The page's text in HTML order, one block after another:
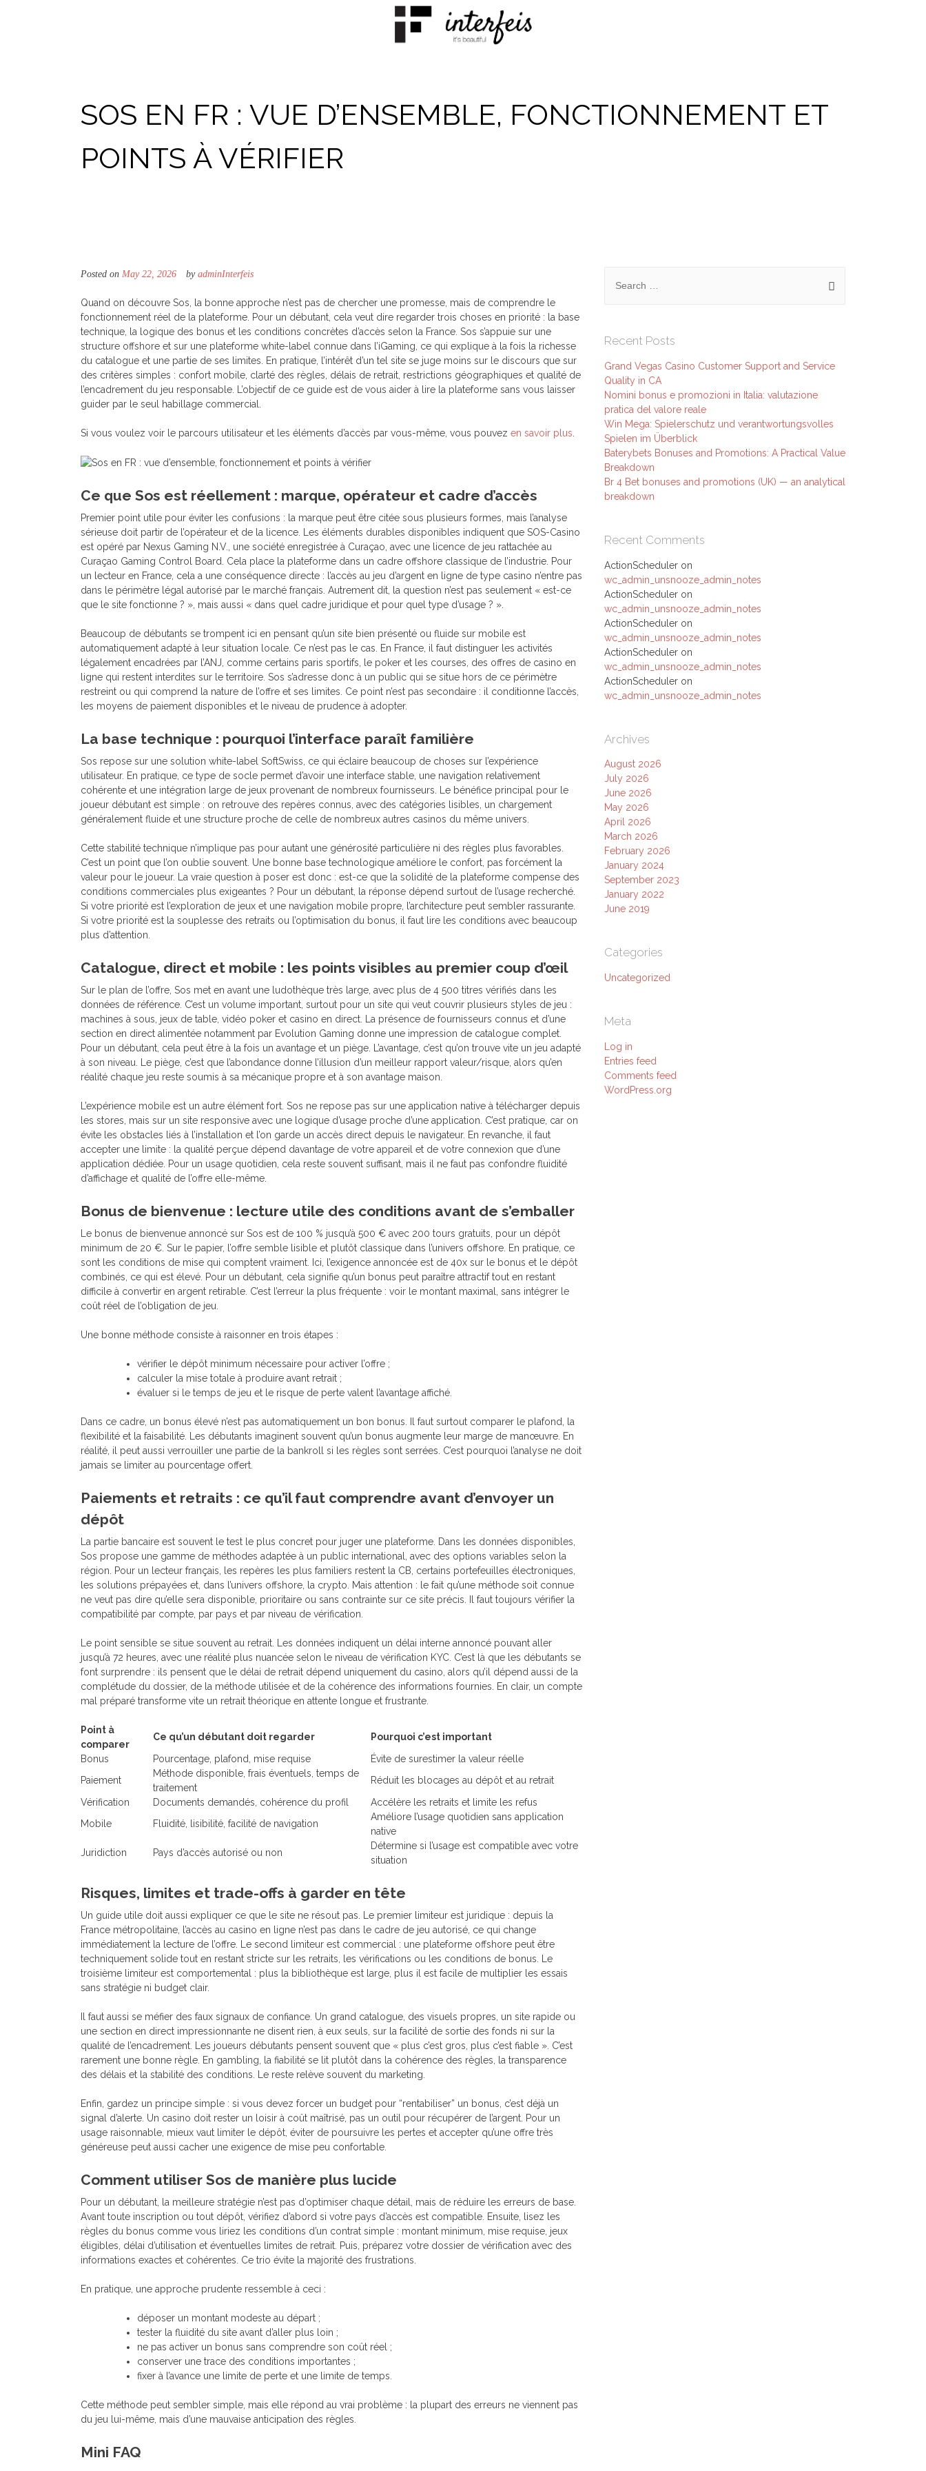
SOS EN FR : VUE D’ENSEMBLE, FONCTIONNEMENT ET
POINTS À VÉRIFIER
Posted on May 22, 2026 by adminInterfeis
Quand on découvre Sos, la bonne approche n’est pas de chercher une promesse, mais de comprendre le
fonctionnement réel de la plateforme. Pour un débutant, cela veut dire regarder trois choses en priorité : la base
technique, la logique des bonus et les conditions concrètes d’accès selon la France. Sos s’appuie sur une
structure offshore et sur une plateforme white-label connue dans l’iGaming, ce qui explique à la fois la richesse
du catalogue et une partie de ses limites. En pratique, l’intérêt d’un tel site se juge moins sur le discours que sur
des critères simples : confort mobile, clarté des règles, délais de retrait, restrictions géographiques et qualité de
l’encadrement du jeu responsable. L’objectif de ce guide est de vous aider à lire la plateforme sans vous laisser
guider par le seul habillage commercial.
Si vous voulez voir le parcours utilisateur et les éléments d’accès par vous-même, vous pouvez en savoir plus
Ce que Sos est réellement : marque, opérateur et cadre d’accès
Premier point utile pour éviter les confusions : la marque peut être citée sous plusieurs formes, mais l’analyse
sérieuse doit partir de l’opérateur et de la licence. Les éléments durables disponibles indiquent que SOS-Casino
est opéré par Nexus Gaming N.V., une société enregistrée à Curaçao, avec une licence de jeu rattachée au
Curaçao Gaming Control Board. Cela place la plateforme dans un cadre offshore classique de l’industrie. Pour
un lecteur en France, cela a une conséquence directe : l’accès au jeu d’argent en ligne de type casino n’entre pas
dans le périmètre légal autorisé par le marché français. Autrement dit, la question n’est pas seulement « est-ce
que le site fonctionne ? », mais aussi « dans quel cadre juridique et pour quel type d’usage ? ».
Beaucoup de débutants se trompent ici en pensant qu’un site bien présenté ou fluide sur mobile est
automatiquement adapté à leur situation locale. Ce n’est pas le cas. En France, il faut distinguer les activités
légalement encadrées par l’ANJ, comme certains paris sportifs, le poker et les courses, des offres de casino en
ligne qui restent interdites sur le territoire. Sos s’adresse donc à un public qui se situe hors de ce périmètre
restreint ou qui comprend la nature de l’offre et ses limites. Ce point n’est pas secondaire : il conditionne l’accès,
les moyens de paiement disponibles et le niveau de prudence à adopter.
La base technique : pourquoi l’interface paraît familière
Sos repose sur une solution white-label SoftSwiss, ce qui éclaire beaucoup de choses sur l’expérience
utilisateur. En pratique, ce type de socle permet d’avoir une interface stable, une navigation relativement
cohérente et une intégration large de jeux provenant de nombreux fournisseurs. Le bénéfice principal pour le
joueur débutant est simple : on retrouve des repères connus, avec des catégories lisibles, un chargement
généralement fluide et une structure proche de celle de nombreux autres casinos du même univers.
Cette stabilité technique n’implique pas pour autant une générosité particulière ni des règles plus favorables.
C’est un point que l’on oublie souvent. Une bonne base technologique améliore le confort, pas forcément la
valeur pour le joueur. La vraie question à poser est donc : est-ce que la solidité de la plateforme compense des
conditions commerciales plus exigeantes ? Pour un débutant, la réponse dépend surtout de l’usage recherché.
Si votre priorité est l’exploration de jeux et une navigation mobile propre, l’architecture peut sembler rassurante.
Si votre priorité est la souplesse des retraits ou l’optimisation du bonus, il faut lire les conditions avec beaucoup
plus d’attention.
Catalogue, direct et mobile : les points visibles au premier coup d’œil
Sur le plan de l’offre, Sos met en avant une ludothèque très large, avec plus de 4 500 titres vérifiés dans les
données de référence. C’est un volume important, surtout pour un site qui veut couvrir plusieurs styles de jeu :
machines à sous, jeux de table, vidéo poker et casino en direct. La présence de fournisseurs connus et d’une
section en direct alimentée notamment par Evolution Gaming donne une impression de catalogue complet.
Pour un débutant, cela peut être à la fois un avantage et un piège. L’avantage, c’est qu’on trouve vite un jeu adapté
à son niveau. Le piège, c’est que l’abondance donne l’illusion d’un meilleur rapport valeur/risque, alors qu’en
réalité chaque jeu reste soumis à sa mécanique propre et à son avantage maison.
L’expérience mobile est un autre élément fort. Sos ne repose pas sur une application native à télécharger depuis
les stores, mais sur un site responsive avec une logique d’usage proche d’une application. C’est pratique, car on
évite les obstacles liés à l’installation et l’on garde un accès direct depuis le navigateur. En revanche, il faut
accepter une limite : la qualité perçue dépend davantage de votre appareil et de votre connexion que d’une
application dédiée. Pour un usage quotidien, cela reste souvent suffisant, mais il ne faut pas confondre fluidité
d’affichage et qualité de l’offre elle-même.
Bonus de bienvenue : lecture utile des conditions avant de s’emballer
Le bonus de bienvenue annoncé sur Sos est de 100 % jusqu’à 500 € avec 200 tours gratuits, pour un dépôt
minimum de 20 €. Sur le papier, l’offre semble lisible et plutôt classique dans l’univers offshore. En pratique, ce
sont les conditions de mise qui comptent vraiment. Ici, l’exigence annoncée est de 40x sur le bonus et le dépôt
combinés, ce qui est élevé. Pour un débutant, cela signifie qu’un bonus peut paraître attractif tout en restant
difficile à convertir en argent retirable. C’est l’erreur la plus fréquente : voir le montant maximal, sans intégrer le
coût réel de l’obligation de jeu.
Une bonne méthode consiste à raisonner en trois étapes :
vérifier le dépôt minimum nécessaire pour activer l’offre ;
calculer la mise totale à produire avant retrait ;
évaluer si le temps de jeu et le risque de perte valent l’avantage affiché.
Dans ce cadre, un bonus élevé n’est pas automatiquement un bon bonus. Il faut surtout comparer le plafond, la
flexibilité et la faisabilité. Les débutants imaginent souvent qu’un bonus augmente leur marge de manœuvre. En
réalité, il peut aussi verrouiller une partie de la bankroll si les règles sont serrées. C’est pourquoi l’analyse ne doit
jamais se limiter au pourcentage offert.
Paiements et retraits : ce qu’il faut comprendre avant d’envoyer un
dépôt
La partie bancaire est souvent le test le plus concret pour juger une plateforme. Dans les données disponibles,
Sos propose une gamme de méthodes adaptée à un public international, avec des options variables selon la
région. Pour un lecteur français, les repères les plus familiers restent la CB, certains portefeuilles électroniques,
les solutions prépayées et, dans l’univers offshore, la crypto. Mais attention : le fait qu’une méthode soit connue
ne veut pas dire qu’elle sera disponible, prioritaire ou sans contrainte sur ce site précis. Il faut toujours vérifier la
compatibilité par compte, par pays et par niveau de vérification.
Le point sensible se situe souvent au retrait. Les données indiquent un délai interne annoncé pouvant aller
jusqu’à 72 heures, avec une réalité plus nuancée selon le niveau de vérification KYC. C’est là que les débutants se
font surprendre : ils pensent que le délai de retrait dépend uniquement du casino, alors qu’il dépend aussi de la
complétude du dossier, de la méthode utilisée et de la cohérence des informations fournies. En clair, un compte
mal préparé transforme vite un retrait théorique en attente longue et frustrante.
Point à
comparer
Ce qu’un débutant doit regarder
Pourquoi c’est important
Bonus
Pourcentage, plafond, mise requise
Évite de surestimer la valeur réelle
Paiement
Méthode disponible, frais éventuels, temps de
traitement
Réduit les blocages au dépôt et au retrait
Vérification
Documents demandés, cohérence du profil
Accélère les retraits et limite les refus
Mobile
Fluidité, lisibilité, facilité de navigation
Améliore l’usage quotidien sans application
native
Juridiction
Pays d’accès autorisé ou non
Détermine si l’usage est compatible avec votre
situation
Risques, limites et trade-offs à garder en tête
Un guide utile doit aussi expliquer ce que le site ne résout pas. Le premier limiteur est juridique : depuis la
France métropolitaine, l’accès au casino en ligne n’est pas dans le cadre de jeu autorisé, ce qui change
immédiatement la lecture de l’offre. Le second limiteur est commercial : une plateforme offshore peut être
techniquement solide tout en restant stricte sur les retraits, les vérifications ou les conditions de bonus. Le
troisième limiteur est comportemental : plus la bibliothèque est large, plus il est facile de multiplier les essais
sans stratégie ni budget clair.
Il faut aussi se méfier des faux signaux de confiance. Un grand catalogue, des visuels propres, un site rapide ou
une section en direct impressionnante ne disent rien, à eux seuls, sur la facilité de sortie des fonds ni sur la
qualité de l’encadrement. Les joueurs débutants pensent souvent que « plus c’est gros, plus c’est fiable ». C’est
rarement une bonne règle. En gambling, la fiabilité se lit plutôt dans la cohérence des règles, la transparence
des délais et la stabilité des conditions. Le reste relève souvent du marketing.
Enfin, gardez un principe simple : si vous devez forcer un budget pour “rentabiliser” un bonus, c’est déjà un
signal d’alerte. Un casino doit rester un loisir à coût maîtrisé, pas un outil pour récupérer de l’argent. Pour un
usage raisonnable, mieux vaut limiter le dépôt, éviter de poursuivre les pertes et accepter qu’une offre très
généreuse peut aussi cacher une exigence de mise peu confortable.
Comment utiliser Sos de manière plus lucide
Pour un débutant, la meilleure stratégie n’est pas d’optimiser chaque détail, mais de réduire les erreurs de base.
Avant toute inscription ou tout dépôt, vérifiez d’abord si votre pays d’accès est compatible. Ensuite, lisez les
règles du bonus comme vous liriez les conditions d’un contrat simple : montant minimum, mise requise, jeux
éligibles, délai d’utilisation et éventuelles limites de retrait. Puis, préparez votre dossier de vérification avec des
informations exactes et cohérentes. Ce trio évite la majorité des frustrations.
En pratique, une approche prudente ressemble à ceci :
déposer un montant modeste au départ ;
tester la fluidité du site avant d’aller plus loin ;
ne pas activer un bonus sans comprendre son coût réel ;
conserver une trace des conditions importantes ;
fixer à l’avance une limite de perte et une limite de temps.
Cette méthode peut sembler simple, mais elle répond au vrai problème : la plupart des erreurs ne viennent pas
du jeu lui-même, mais d’une mauvaise anticipation des règles.
Mini FAQ
for:
Recent Posts
Grand Vegas Casino Customer Support and Service
Quality in CA
Nomini bonus e promozioni in Italia: valutazione
pratica del valore reale
Win Mega: Spielerschutz und verantwortungsvolles
Spielen im Überblick
Baterybets Bonuses and Promotions: A Practical Value
Breakdown
Br 4 Bet bonuses and promotions (UK) — an analytical
breakdown
Recent Comments
ActionScheduler on
wc_admin_unsnooze_admin_notes
ActionScheduler on
wc_admin_unsnooze_admin_notes
ActionScheduler on
wc_admin_unsnooze_admin_notes
ActionScheduler on
wc_admin_unsnooze_admin_notes
ActionScheduler on
wc_admin_unsnooze_admin_notes
Archives
August 2026
July 2026
June 2026
May 2026
April 2026
March 2026
February 2026
January 2024
September 2023
January 2022
June 2019
Categories
Uncategorized
Meta
Log in
Entries feed
Comments feed
WordPress.org